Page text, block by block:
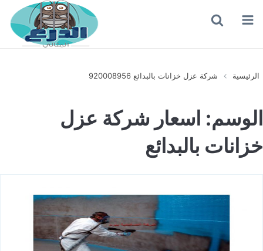
القائمة
الرئيسية شركة عزل خزانات بالبدائع 920008956
الوسم: اسعار شركة عزل
خزانات بالبدائع